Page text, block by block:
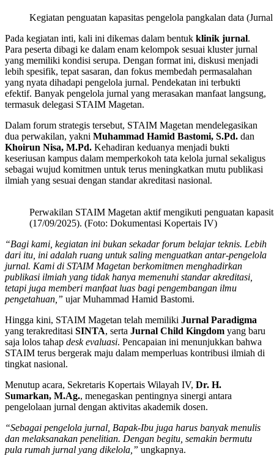
Kegiatan penguatan kapasitas pengelola pangkalan data
Pada kegiatan inti, kali ini dikemas dalam bentuk klinik jurnal.
Para peserta dibagi ke dalam enam kelompok sesuai kluster jurnal
yang memiliki kondisi serupa. Dengan format ini, diskusi menjadi
lebih spesifik, tepat sasaran, dan fokus membedah permasalahan
yang nyata dihadapi pengelola jurnal. Pendekatan ini terbukti
efektif. Banyak pengelola jurnal yang merasakan manfaat langsung,
termasuk delegasi STAIM Magetan.
Dalam forum strategis tersebut, STAIM Magetan mendelegasikan
dua perwakilan, yakni Muhammad Hamid Bastomi, S.Pd. dan
Khoirun Nisa, M.Pd. Kehadiran keduanya menjadi bukti
keseriusan kampus dalam memperkokoh tata kelola jurnal sekaligus
sebagai wujud komitmen untuk terus meningkatkan mutu publikasi
ilmiah yang sesuai dengan standar akreditasi nasional.
Perwakilan STAIM Magetan aktif mengikuti penguatan
(17/09/2025). (Foto: Dokumentasi Kopertais IV)
“Bagi kami, kegiatan ini bukan sekadar forum belajar teknis. Lebih
dari itu, ini adalah ruang untuk saling menguatkan antar-pengelola
jurnal. Kami di STAIM Magetan berkomitmen menghadirkan
publikasi ilmiah yang tidak hanya memenuhi standar akreditasi,
tetapi juga memberi manfaat luas bagi pengembangan ilmu
pengetahuan,” ujar Muhammad Hamid Bastomi.
Hingga kini, STAIM Magetan telah memiliki Jurnal Paradigma
yang terakreditasi SINTA, serta Jurnal Child Kingdom yang baru
saja lolos tahap desk evaluasi. Pencapaian ini menunjukkan bahwa
STAIM terus bergerak maju dalam memperluas kontribusi ilmiah di
tingkat nasional.
Menutup acara, Sekretaris Kopertais Wilayah IV, Dr. H.
Sumarkan, M.Ag., menegaskan pentingnya sinergi antara
pengelolaan jurnal dengan aktivitas akademik dosen.
“Sebagai pengelola jurnal, Bapak-Ibu juga harus banyak menulis
dan melaksanakan penelitian. Dengan begitu, semakin bermutu
pula rumah jurnal yang dikelola,” ungkapnya.